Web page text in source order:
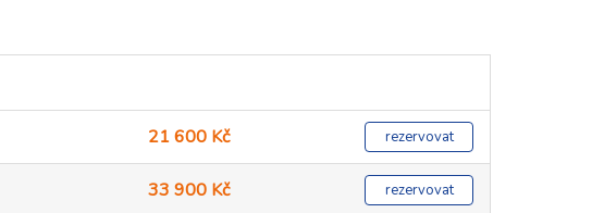
21 600 Kč rezervovat
33 900 Kč rezervovat